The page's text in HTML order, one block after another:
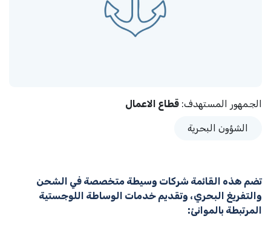
الجمهور المستهدف: قطاع الاعمال
الشؤون البحرية
تضم هذه القائمة شركات وسيطة متخصصة في الشحن
والتفريغ البحري، وتقديم خدمات الوساطة اللوجستية
المرتبطة بالموانئ: